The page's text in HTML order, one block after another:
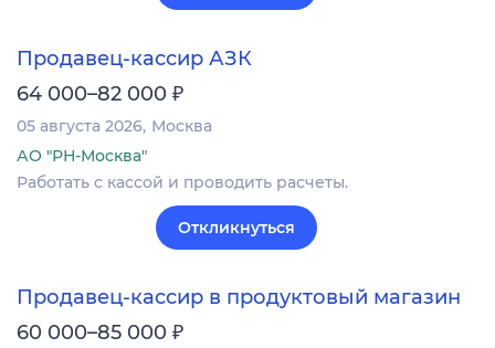
Продавец-кассир АЗК
64 000–82 000 ₽
05 августа 2026 Москва
АО "РН-Москва"
Работать с кассой и проводить расчеты.
Откликнуться
Продавец-кассир в продуктовый магазин
60 000–85 000 ₽